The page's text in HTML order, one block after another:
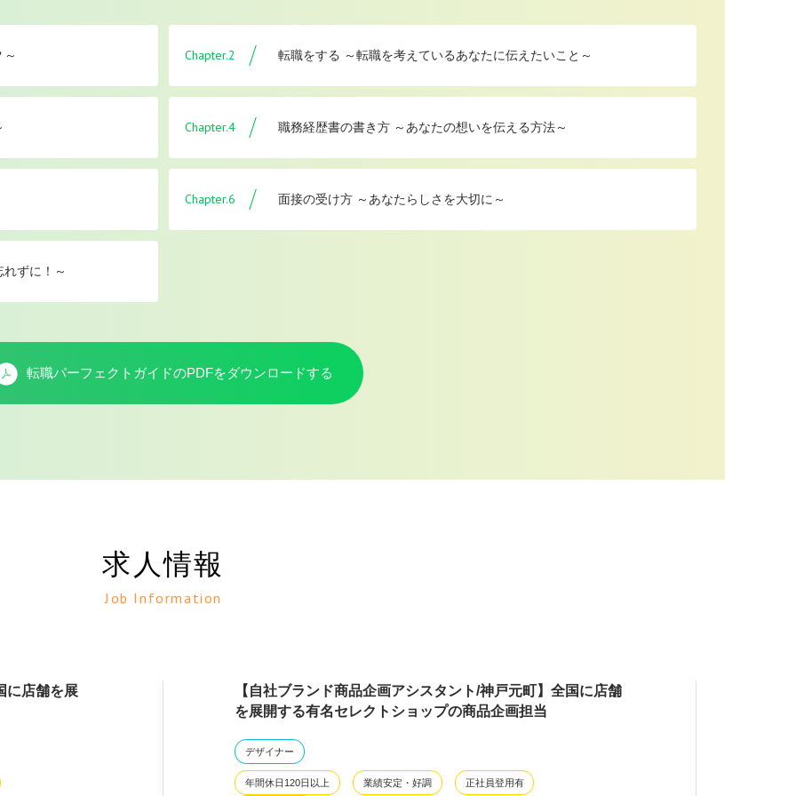
Chapter.2 転職をする ～転職を考えているあなたに伝えたいこと～
Chapter.4 職務経歴書の書き方 ～あなたの想いを伝える方法～
Chapter.6 面接の受け方 ～あなたらしさを大切に～
ずに！～
転職パーフェクトガイドのPDFをダウンロードする
求人情報
Job Information
に店舗を展
【自社ブランド商品企画アシスタント/神戸元町】全国に店舗
を展開する有名セレクトショップの商品企画担当
デザイナー
年間休日120日以上 業績安定・好調 正社員登用有